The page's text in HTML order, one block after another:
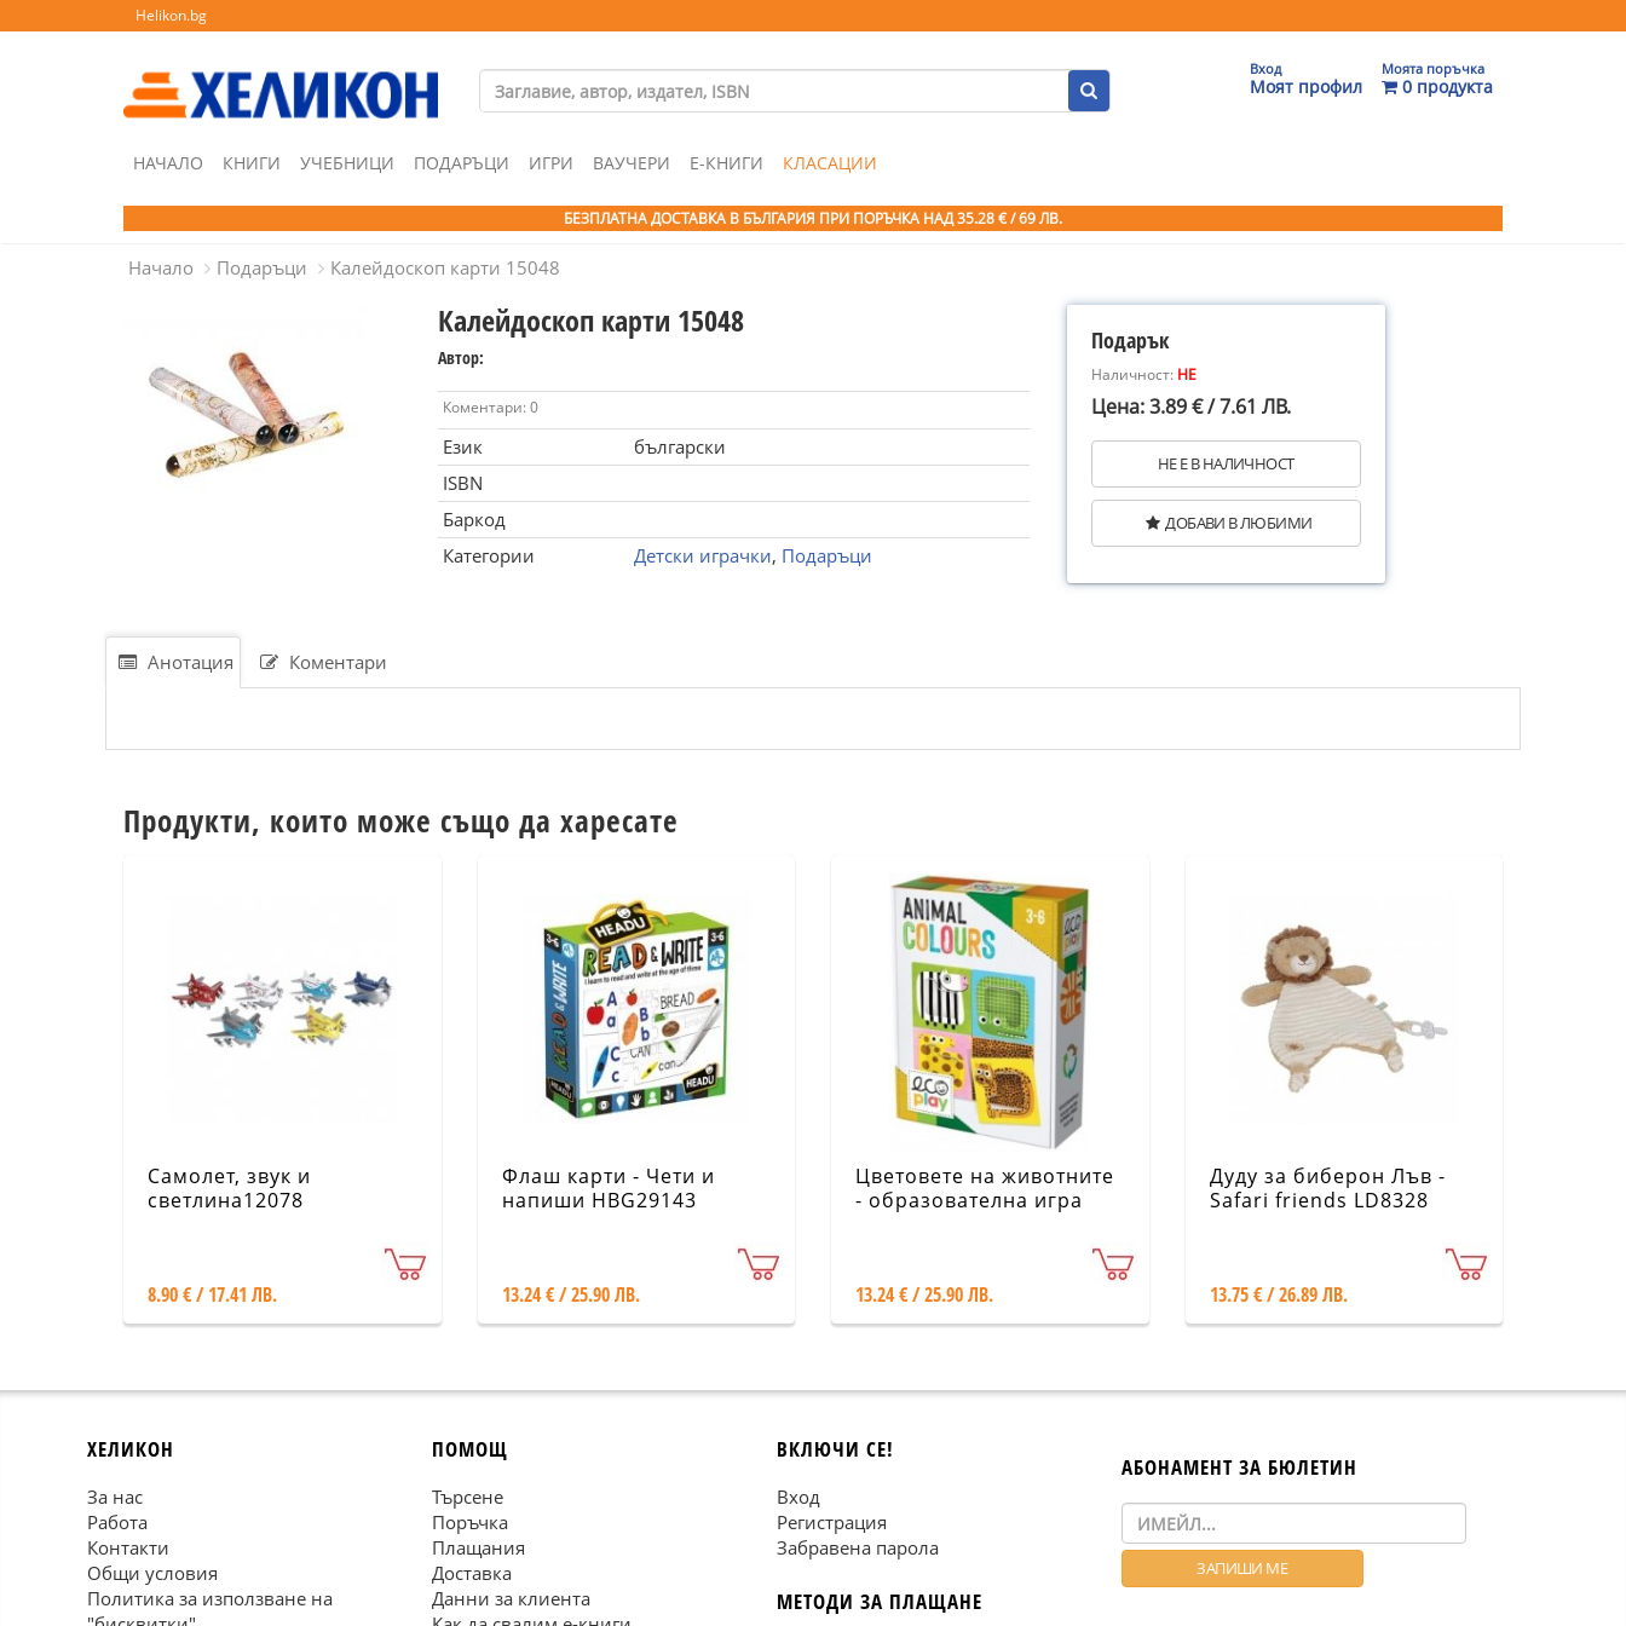
Helikon.bg
Вход
Моят профил
Моята поръчка
0 продукта
НАЧАЛО КНИГИ УЧЕБНИЦИ ПОДАРЪЦИ ИГРИ ВАУЧЕРИ Е-КНИГИ КЛАСАЦИИ
БЕЗПЛАТНА ДОСТАВКА В БЪЛГАРИЯ ПРИ ПОРЪЧКА НАД 35.28 € / 69 ЛВ.
Начало Подаръци Калейдоскоп карти 15048
Калейдоскоп карти 15048
Автор:
Коментари: 0
Език
български
ISBN
Баркод
Категории
Детски играчки, Подаръци
Подарък
Наличност: НЕ
Цена: 3.89 € / 7.61 ЛВ.
НЕ Е В НАЛИЧНОСТ
ДОБАВИ В ЛЮБИМИ
Анотация Коментари
Продукти, които може също да харесате
Самолет, звук и
светлина12078
8.90 € / 17.41 ЛВ.
Флаш карти - Чети и
напиши HBG29143
13.24 € / 25.90 ЛВ.
Цветовете на животните
- образователна игра
13.24 € / 25.90 ЛВ.
Дуду за биберон Лъв -
Safari friends LD8328
13.75 € / 26.89 ЛВ.
ХЕЛИКОН
За нас
Работа
Контакти
Общи условия
Политика за използване на
ПОМОЩ
Търсене
Поръчка
Плащания
Доставка
Данни за клиента
ВКЛЮЧИ СЕ!
Вход
Регистрация
Забравена парола
МЕТОДИ ЗА ПЛАЩАНЕ
АБОНАМЕНТ ЗА БЮЛЕТИН